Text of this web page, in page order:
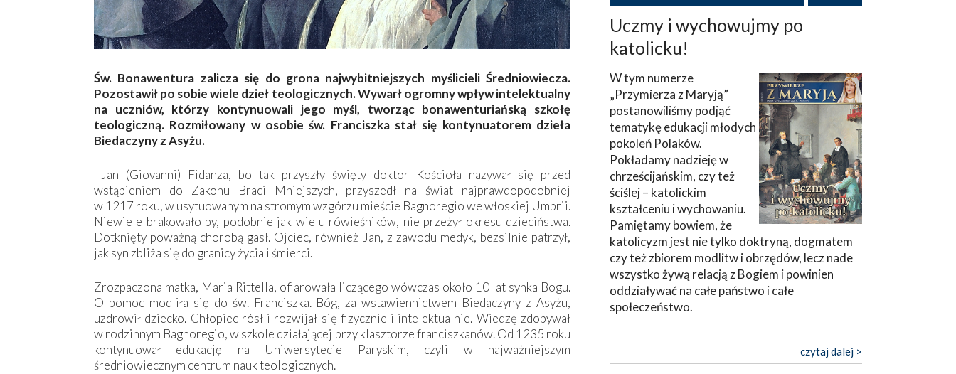
Św. Bonawentura zalicza się do grona najwybitniejszych myślicieli Średniowiecza.
Pozostawił po sobie wiele dzieł teologicznych. Wywarł ogromny wpływ intelektualny
na uczniów, którzy kontynuowali jego myśl, tworząc bonawenturiańską szkołę
teologiczną. Rozmiłowany w osobie św. Franciszka stał się kontynuatorem dzieła
Biedaczyny z Asyżu.
Jan (Giovanni) Fidanza, bo tak przyszły święty doktor Kościoła nazywał się przed
wstąpieniem do Zakonu Braci Mniejszych, przyszedł na świat najprawdopodobniej
w 1217 roku, w usytuowanym na stromym wzgórzu mieście Bagnoregio we włoskiej Umbrii.
Niewiele brakowało by, podobnie jak wielu rówieśników, nie przeżył okresu dzieciństwa.
Dotknięty poważną chorobą gasł. Ojciec, również Jan, z zawodu medyk, bezsilnie patrzył,
jak syn zbliża się do granicy życia i śmierci.
Zrozpaczona matka, Maria Rittella, ofiarowała liczącego wówczas około 10 lat synka Bogu.
O pomoc modliła się do św. Franciszka. Bóg, za wstawiennictwem Biedaczyny z Asyżu,
uzdrowił dziecko. Chłopiec rósł i rozwijał się fizycznie i intelektualnie. Wiedzę zdobywał
w rodzinnym Bagnoregio, w szkole działającej przy klasztorze franciszkanów. Od 1235 roku
kontynuował edukację na Uniwersytecie Paryskim, czyli w najważniejszym
średniowiecznym centrum nauk teologicznych.
Uczmy i wychowujmy po
katolicku!
W tym numerze
„Przymierza z Maryją”
postanowiliśmy podjąć
tematykę edukacji młodych
pokoleń Polaków.
Pokładamy nadzieję w
chrześcijańskim, czy też
ściślej – katolickim
kształceniu i wychowaniu.
Pamiętamy bowiem, że
katolicyzm jest nie tylko doktryną, dogmatem
czy też zbiorem modlitw i obrzędów, lecz nade
wszystko żywą relacją z Bogiem i powinien
oddziaływać na całe państwo i całe
społeczeństwo.
czytaj dalej >